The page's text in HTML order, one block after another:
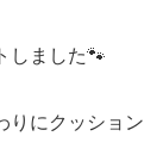
しました🐾
りにクッション